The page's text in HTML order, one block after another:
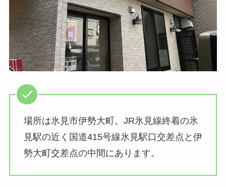
場所は氷見市伊勢大町。JR氷見線終着の氷
見駅の近く国道415号線氷見駅口交差点と伊
勢大町交差点の中間にあります。